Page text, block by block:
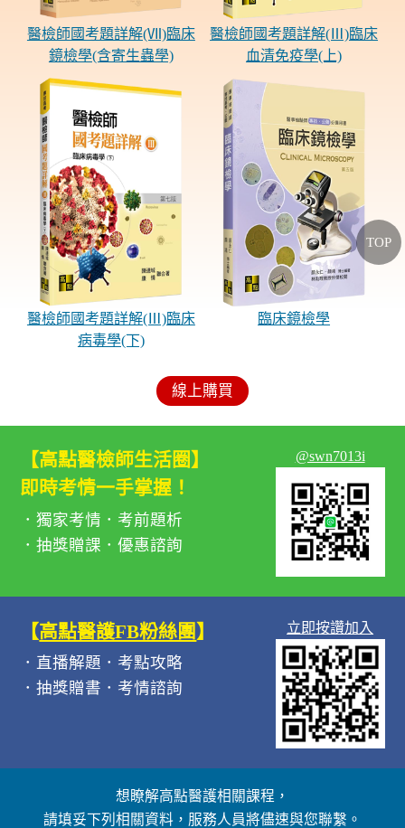
醫檢師國考題詳解(Ⅶ)臨床
鏡檢學(含寄生蟲學)
醫檢師國考題詳解(Ⅲ)臨床
血清免疫學(上)
醫檢師國考題詳解(Ⅲ)臨床
病毒學(下)
臨床鏡檢學
線上購買
【高點醫檢師生活圈】
即時考情一手掌握！
．獨家考情．考前題析
．抽獎贈課．優惠諮詢
@swn7013i
【高點醫護FB粉絲團 】
．直播解題．考點攻略
．抽獎贈書．考情諮詢
立即按讚加入
想瞭解高點醫護相關課程，
請填妥下列相關資料，服務人員將儘速與您聯繫。
TOP